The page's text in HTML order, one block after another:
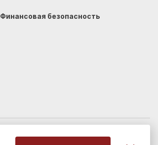
Финансовая безопасность
Создание сайта